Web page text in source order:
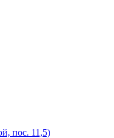
пос. 11,5)